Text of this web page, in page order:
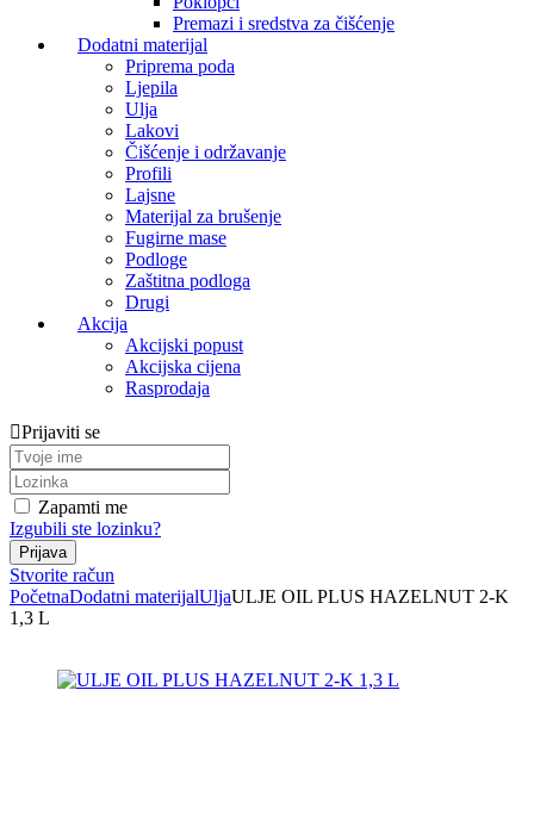
Premazi i sredstva za čišćenje
Dodatni materijal
Priprema poda
Ljepila
Ulja
Lakovi
Čišćenje i održavanje
Profili
Lajsne
Materijal za brušenje
Fugirne mase
Podloge
Zaštitna podloga
Drugi
Akcija
Akcijski popust
Akcijska cijena
Rasprodaja
Prijaviti se
Zapamti me
Izgubili ste lozinku?
Stvorite račun
PočetnaDodatni materijalUljaULJE OIL PLUS HAZELNUT 2-K
1,3 L